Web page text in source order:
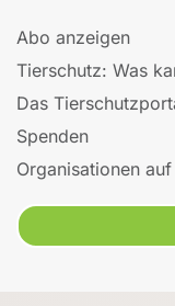
Abo anzeigen
Tierschutz: Was
Das
Spenden
Organisationen